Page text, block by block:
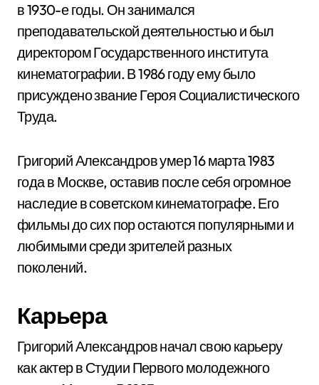
в 1930-е годы. Он занимался
преподавательской деятельностью и был
директором Государственного института
кинематографии. В 1986 году ему было
присуждено звание Героя Социалистического
Труда.
Григорий Александров умер 16 марта 1983
года в Москве, оставив после себя огромное
наследие в советском кинематографе. Его
фильмы до сих пор остаются популярными и
любимыми среди зрителей разных
поколений.
Карьера
Григорий Александров начал свою карьеру
как актер в Студии Первого молодежного